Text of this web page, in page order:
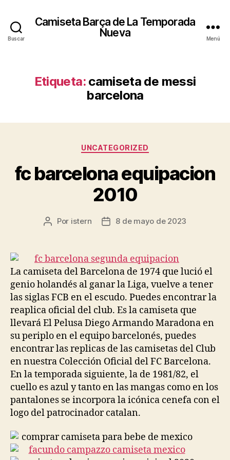
Buscar
Camiseta Barça de La Temporada
Nueva
Menú
Etiqueta: camiseta de messi
barcelona
Categorías
UNCATEGORIZED
fc barcelona equipacion
2010
Autor
entrada
Por istern
Fecha
entrada
8 de mayo de 2023
La camiseta del Barcelona de 1974 que lució el
genio holandés al ganar la Liga, vuelve a tener
las siglas FCB en el escudo. Puedes encontrar la
reaplica oficial del club. Es la camiseta que
llevará El Pelusa Diego Armando Maradona en
su periplo en el equipo barcelonés, puedes
encontrar las replicas de las camisetas del Club
en nuestra Colección Oficial del FC Barcelona.
En la temporada siguiente, la de 1981/82, el
cuello es azul y tanto en las mangas como en los
pantalones se incorpora la icónica cenefa con el
logo del patrocinador catalan.